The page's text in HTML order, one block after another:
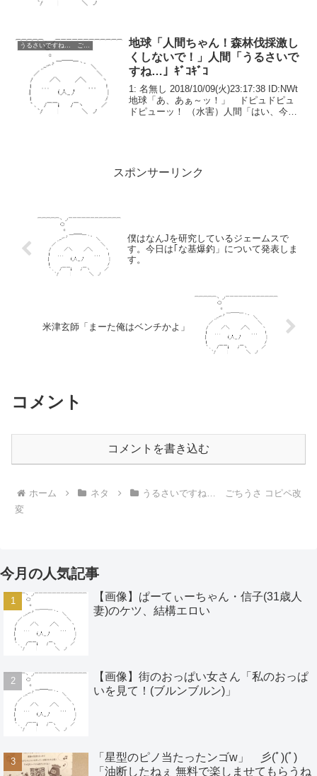
地球「人間ちゃん！森林伐採激し
くしないで！」人間「うるさいで
すね…」ｷﾞｺｷﾞｺ
1: 名無し 2018/10/09(火)23:17:38 ID:NWt
地球「あ、あぁ～ッ！」 ドピュドピュ
ドピューッ！ （水害）人間「はい、今日
スポンサーリンク
僕はなんJを研究しているジェームスで
す。今日は｢な基爆釣」について発表しま
す。
米津玄師「まーた俺はベンチかよ」
コメント
コメントを書き込む
ホーム ネタ
うるさいですね… ごちうさ コピペ改
変
今月の人気記事
【画像】ぱーてぃーちゃん・信子(31歳人
妻)のケツ、結構エロい
【画像】街のおっぱい女さん「私のおっぱ
いを見て！(ブルンブルン)」
「星型のピノ当たったンゴw」 彡(ﾟ)(ﾟ)
「油断したねぇ 無料で楽しませてもらうね